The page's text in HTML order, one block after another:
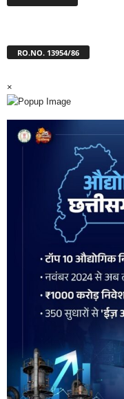
RO.NO. 13954/86
×